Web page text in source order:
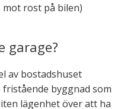
rost på bilen)
garage?
av bostadshuset
byggnad som
lägenhet över att ha